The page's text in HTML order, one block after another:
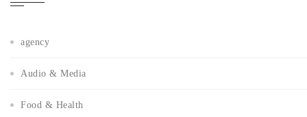
agency
Audio & Media
Food & Health